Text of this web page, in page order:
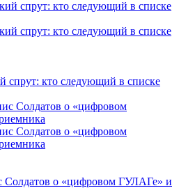
спрут: кто следующий в списке
Солдатов о «цифровом ГУЛАГе» и